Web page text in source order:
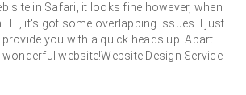
site in Safari, it looks fine however, when
I.E., it's got some overlapping issues. I just
you with a quick heads up! Apart
website!Website Design Service